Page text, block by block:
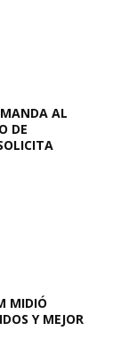
AL
DE
MIDIÓ
Y MEJOR